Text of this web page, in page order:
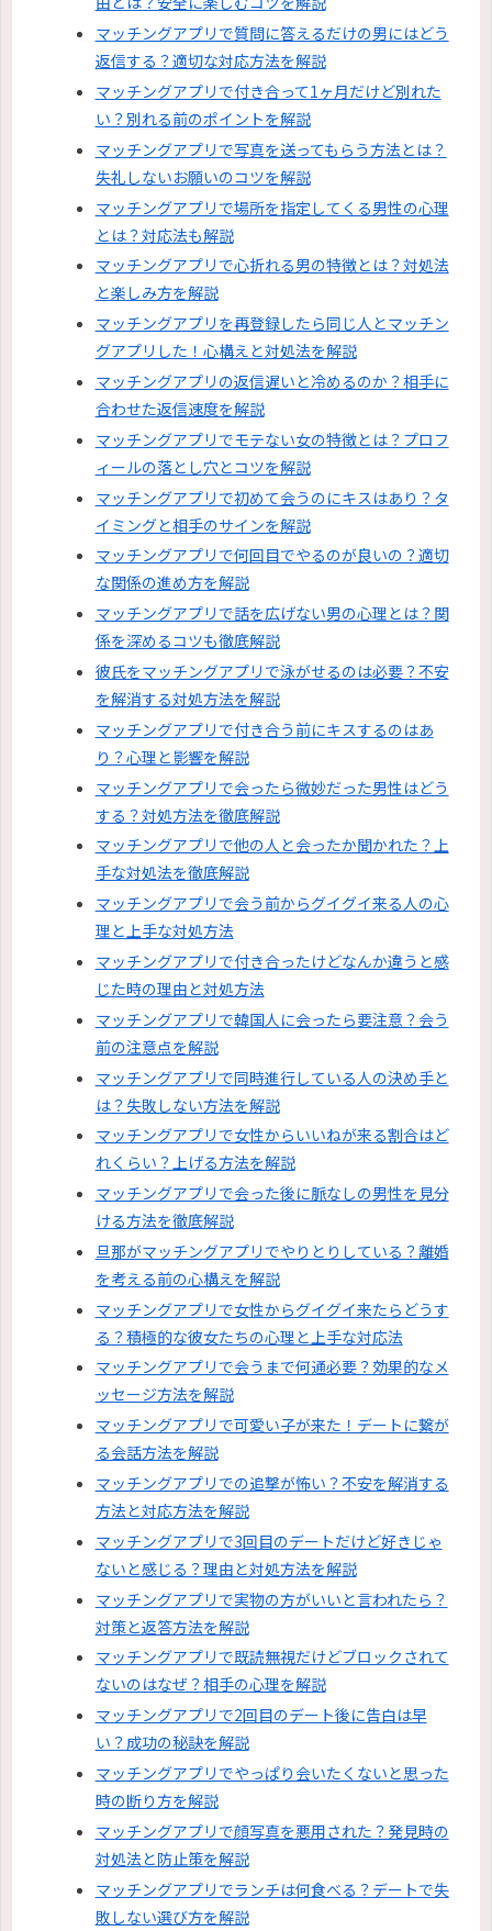
マッチングアプリで質問に答えるだけの男にはどう
返信する？適切な対応方法を解説
マッチングアプリで付き合って1ヶ月だけど別れた
い？別れる前のポイントを解説
マッチングアプリで写真を送ってもらう方法とは？
失礼しないお願いのコツを解説
マッチングアプリで場所を指定してくる男性の心理
とは？対応法も解説
マッチングアプリで心折れる男の特徴とは？対処法
と楽しみ方を解説
マッチングアプリを再登録したら同じ人とマッチン
グアプリした！心構えと対処法を解説
マッチングアプリの返信遅いと冷めるのか？相手に
合わせた返信速度を解説
マッチングアプリでモテない女の特徴とは？プロフ
ィールの落とし穴とコツを解説
マッチングアプリで初めて会うのにキスはあり？タ
イミングと相手のサインを解説
マッチングアプリで何回目でやるのが良いの？適切
な関係の進め方を解説
マッチングアプリで話を広げない男の心理とは？関
係を深めるコツも徹底解説
彼氏をマッチングアプリで泳がせるのは必要？不安
を解消する対処方法を解説
マッチングアプリで付き合う前にキスするのはあ
り？心理と影響を解説
マッチングアプリで会ったら微妙だった男性はどう
する？対処方法を徹底解説
マッチングアプリで他の人と会ったか聞かれた？上
手な対処法を徹底解説
マッチングアプリで会う前からグイグイ来る人の心
理と上手な対処方法
マッチングアプリで付き合ったけどなんか違うと感
じた時の理由と対処方法
マッチングアプリで韓国人に会ったら要注意？会う
前の注意点を解説
マッチングアプリで同時進行している人の決め手と
は？失敗しない方法を解説
マッチングアプリで女性からいいねが来る割合はど
れくらい？上げる方法を解説
マッチングアプリで会った後に脈なしの男性を見分
ける方法を徹底解説
旦那がマッチングアプリでやりとりしている？離婚
を考える前の心構えを解説
マッチングアプリで女性からグイグイ来たらどうす
る？積極的な彼女たちの心理と上手な対応法
マッチングアプリで会うまで何通必要？効果的なメ
ッセージ方法を解説
マッチングアプリで可愛い子が来た！デートに繋が
る会話方法を解説
マッチングアプリでの追撃が怖い？不安を解消する
方法と対応方法を解説
マッチングアプリで3回目のデートだけど好きじゃ
ないと感じる？理由と対処方法を解説
マッチングアプリで実物の方がいいと言われたら？
対策と返答方法を解説
マッチングアプリで既読無視だけどブロックされて
ないのはなぜ？相手の心理を解説
マッチングアプリで2回目のデート後に告白は早
い？成功の秘訣を解説
マッチングアプリでやっぱり会いたくないと思った
時の断り方を解説
マッチングアプリで顔写真を悪用された？発見時の
対処法と防止策を解説
マッチングアプリでランチは何食べる？デートで失
敗しない選び方を解説